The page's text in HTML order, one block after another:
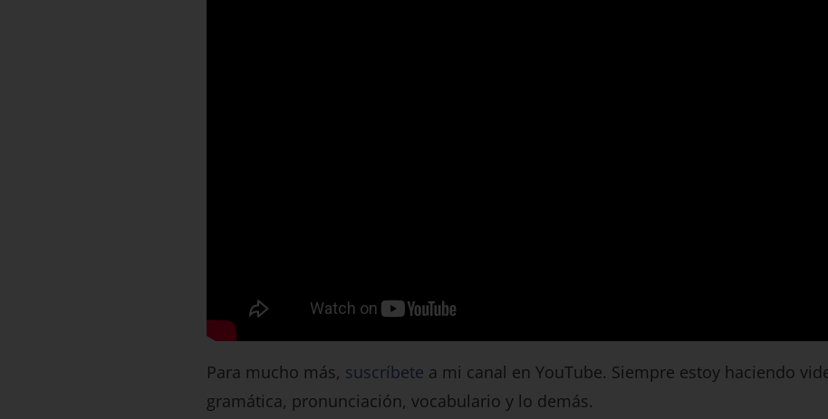
Para mucho más, suscríbete a mi canal en YouTube. Siempre estoy haciendo
gramática, pronunciación, vocabulario y lo demás.